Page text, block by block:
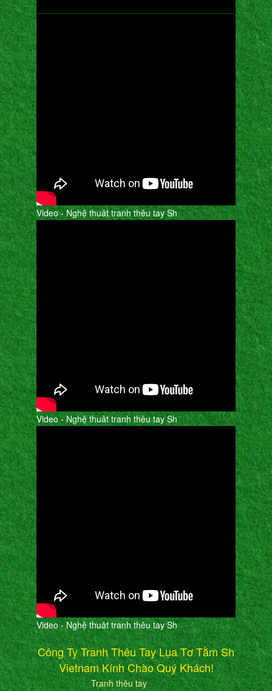
Video - Nghệ thuât tranh thêu tay Sh
Video - Nghệ thuât tranh thêu tay Sh
Video - Nghệ thuât tranh thêu tay Sh
Công Ty Tranh Thêu Tay Lụa Tơ Tằm Sh
Vietnam Kính Chào Quý Khách!
Tranh thêu tay